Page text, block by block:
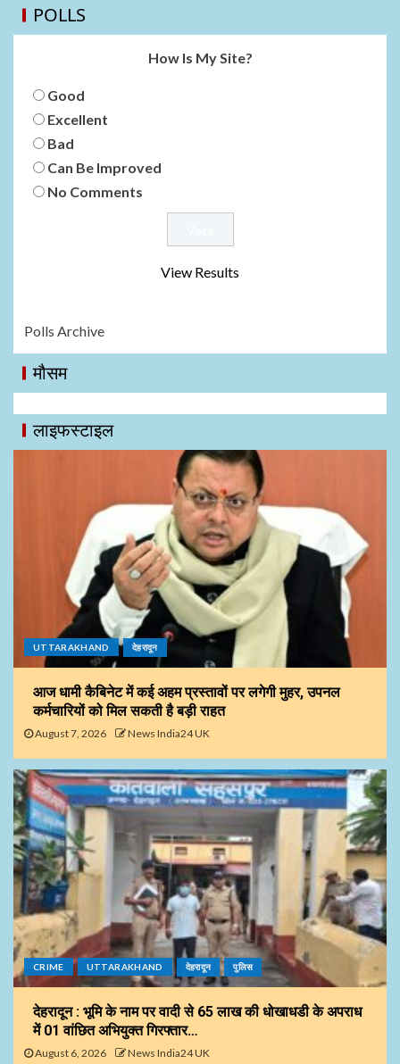
POLLS
How Is My Site?
Good
Excellent
Bad
Can Be Improved
No Comments
View Results
Polls Archive
मौसम
लाइफस्टाइल
UTTARAKHAND देहरादून
आज धामी कैबिनेट में कई अहम प्रस्तावों पर लगेगी मुहर, उपनल
कर्मचारियों को मिल सकती है बड़ी राहत
August 7, 2026 News India24 UK
CRIME UTTARAKHAND देहरादून पुलिस
देहरादून : भूमि के नाम पर वादी से 65 लाख की धोखाधडी के अपराध
में 01 वांछित अभियुक्त गिरफ्तार…
August 6, 2026 News India24 UK